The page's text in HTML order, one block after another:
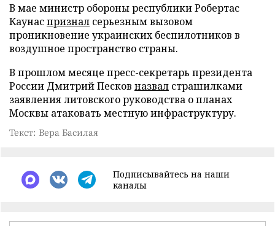
В мае министр обороны республики Робертас
Каунаспризнал серьезным вызовом
проникновение украинских беспилотников в
воздушное пространство страны.
В прошлом месяце пресс-секретарь президента
России Дмитрий Песков назвал страшилками
заявления литовского руководства о планах
Москвы атаковать местную инфраструктуру.
Текст: Вера Басилая
Подписывайтесь на наши
каналы